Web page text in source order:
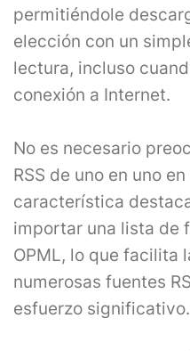
permitiéndole
elección con un
lectura, incluso
conexión a Internet.
No es necesario
RSS de uno en uno
característica
importar una lista de
OPML, lo que facilita
numerosas fuentes
esfuerzo significativo.